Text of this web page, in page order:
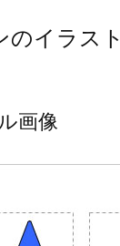
のイラスト
画像